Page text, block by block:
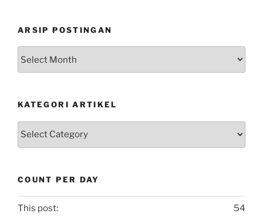
ARSIP POSTINGAN
KATEGORI ARTIKEL
Kategori
COUNT PER DAY
54
This post: